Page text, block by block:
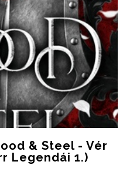
& Steel - Vér
Legendái 1.)